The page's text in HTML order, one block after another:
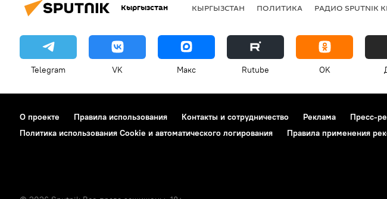
Кыргызстан КЫРГЫЗСТАН ПОЛИТИКА РАДИО SPUTNIK
Telegram VK Макс Rutube OK
О проекте Правила использования Контакты и сотрудничество Реклама Пресс-
Политика использования Cookie и автоматического логирования
Правила применения